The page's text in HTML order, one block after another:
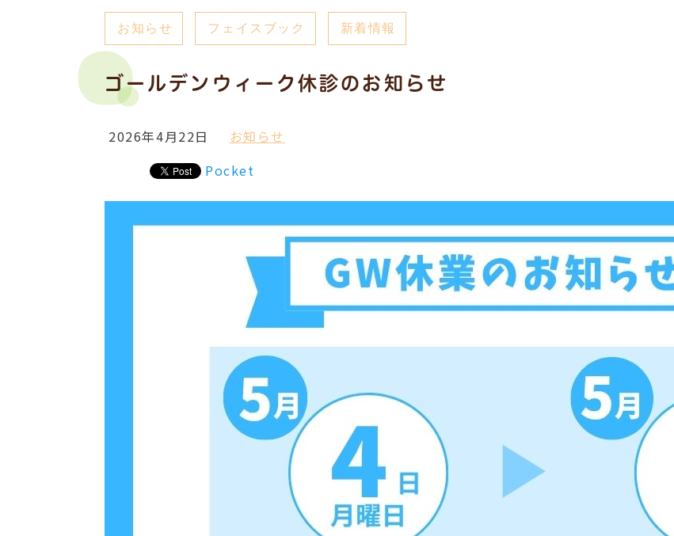
お知らせ フェイスブック 新着情報
ゴールデンウィーク休診のお知らせ
2026年4月22日
お知らせ
Pocket